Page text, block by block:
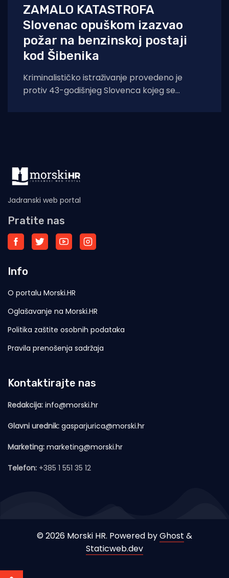
ZAMALO KATASTROFA
Slovenac opuškom izazvao
požar na benzinskoj postaji
kod Šibenika
Kriminalističko istraživanje provedeno je
protiv 43-godišnjeg Slovenca kojeg se
Jadranski web portal
Pratite nas
Info
O portalu Morski.HR
Oglašavanje na Morski.HR
Politika zaštite osobnih podataka
Pravila prenošenja sadržaja
Kontaktirajte nas
Redakcija: info@morski.hr
Glavni urednik: gasparjurica@morski.hr
Marketing: marketing@morski.hr
Telefon: +385 1 551 35 12
© 2026 Morski HR. Powered byGhost &
Staticweb.dev